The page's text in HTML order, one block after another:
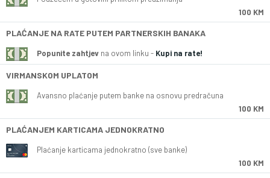
100 KM
PLAĆANJE NA RATE PUTEM PARTNERSKIH BANAKA
Popunite zahtjev na ovom linku - Kupi na rate!
VIRMANSKOM UPLATOM
Avansno plaćanje putem banke na osnovu predračuna
100 KM
PLAĆANJEM KARTICAMA JEDNOKRATNO
Plaćanje karticama jednokratno (sve banke)
100 KM